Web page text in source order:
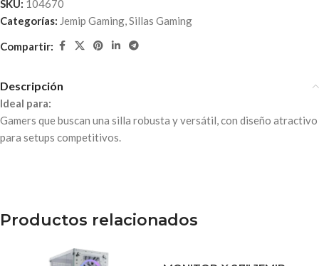
SKU: 104670
Categorías: Jemip Gaming,Sillas Gaming
Compartir:
Descripción
Ideal para:
Gamers que buscan una silla robusta y versátil, con diseño atractivo
para setups competitivos.
Productos relacionados